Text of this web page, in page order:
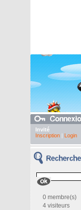
Invité
Inscription| Login
0 membre(s)
4 visiteurs